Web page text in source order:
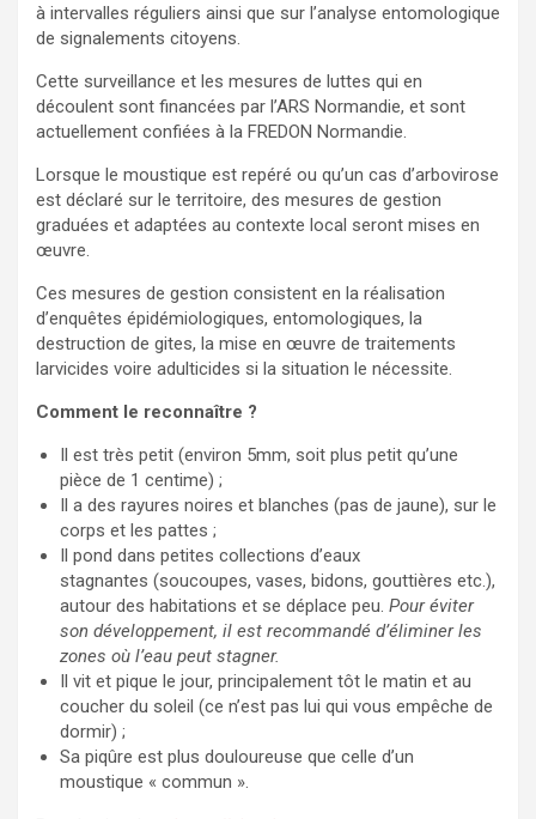
à intervalles réguliers ainsi que sur l’analyse entomologique
de signalements citoyens.
Cette surveillance et les mesures de luttes qui en
découlent sont financées par l’ARS Normandie, et sont
actuellement confiées à la FREDON Normandie.
Lorsque le moustique est repéré ou qu’un cas d’arbovirose
est déclaré sur le territoire, des mesures de gestion
graduées et adaptées au contexte local seront mises en
œuvre.
Ces mesures de gestion consistent en la réalisation
d’enquêtes épidémiologiques, entomologiques, la
destruction de gites, la mise en œuvre de traitements
larvicides voire adulticides si la situation le nécessite.
Comment le reconnaître ?
Il est très petit (environ 5mm, soit plus petit qu’une
pièce de 1 centime) ;
Il a des rayures noires et blanches (pas de jaune), sur le
corps et les pattes ;
Il pond dans petites collections d’eaux
stagnantes (soucoupes, vases, bidons, gouttières etc.),
autour des habitations et se déplace peu. Pour éviter
son développement, il est recommandé d’éliminer les
zones où l’eau peut stagner.
Il vit et pique le jour, principalement tôt le matin et au
coucher du soleil (ce n’est pas lui qui vous empêche de
dormir) ;
Sa piqûre est plus douloureuse que celle d’un
moustique « commun ».